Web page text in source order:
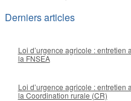
Derniers articles
Loi d’urgence agricole :
la FNSEA
Loi d’urgence agricole : entretien
la Coordination rurale (CR)